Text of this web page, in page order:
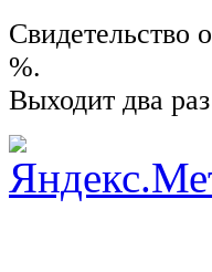
%.
Выходит два